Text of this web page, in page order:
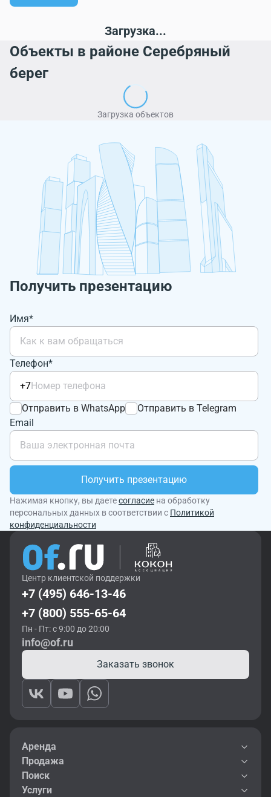
Загрузка...
Объекты в районе Серебряный
берег
Загрузка объектов
Получить презентацию
Имя*
Телефон*
+7
Отправить в WhatsApp
Отправить в Telegram
Email
Получить презентацию
Нажимая кнопку, вы даетесогласие на обработку
персональных данных в соответствии с Политикой
конфиденциальности
Центр клиентской поддержки
+7 (495) 646-13-46
+7 (800) 555-65-64
Пн - Пт: с 9:00 до 20:00
info@of.ru
Заказать звонок
Аренда
Продажа
Поиск
Услуги